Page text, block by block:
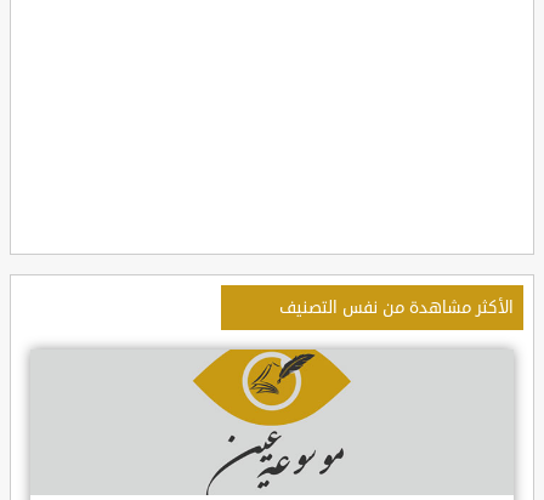
الأكثر مشاهدة من نفس التصنيف